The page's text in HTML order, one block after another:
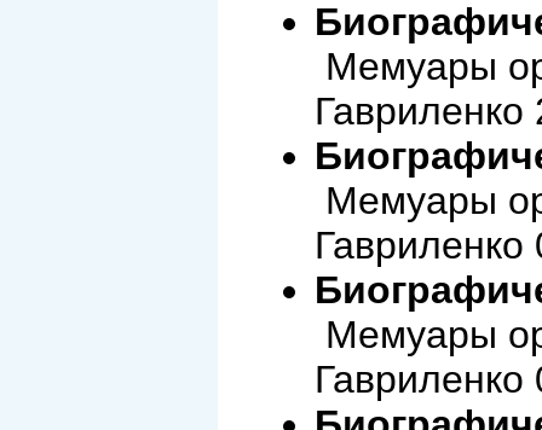
Мемуары
Мемуары
Мемуары